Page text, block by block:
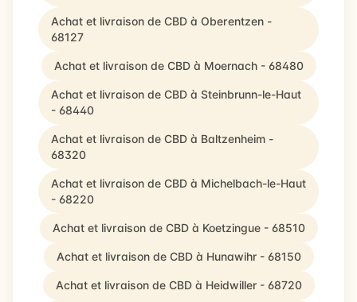
Achat et livraison de CBD à Oberentzen -
68127
Achat et livraison de CBD à Moernach - 68480
Achat et livraison de CBD à Steinbrunn-le-Haut
- 68440
Achat et livraison de CBD à Baltzenheim -
68320
Achat et livraison de CBD à Michelbach-le-Haut
- 68220
Achat et livraison de CBD à Koetzingue - 68510
Achat et livraison de CBD à Hunawihr - 68150
Achat et livraison de CBD à Heidwiller - 68720